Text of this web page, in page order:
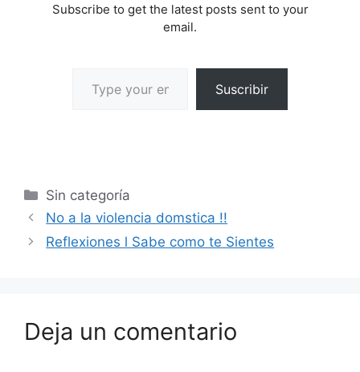
Subscribe to get the latest posts sent to your
email.
Suscribir
Sin categoría
No a la violencia domstica !!
Reflexiones l Sabe como te Sientes
Deja un comentario